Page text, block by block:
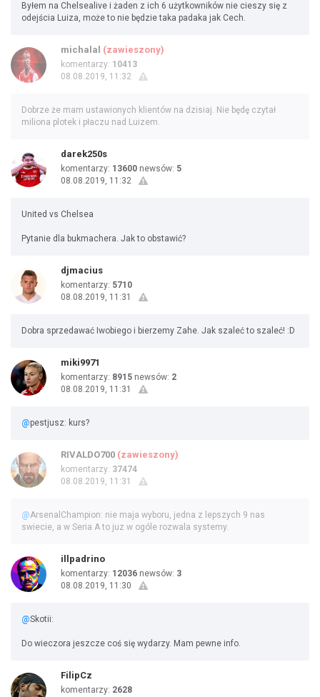
Byłem na Chelsealive i żaden z ich 6 użytkowników nie cieszy się z
odejścia Luiza, może to nie będzie taka padaka jak Cech.
michalal (zawieszony)
komentarzy: 10413
08.08.2019, 11:32
Dobrze że mam ustawionych klientów na dzisiaj. Nie będę czytał
miliona plotek i płaczu nad Luizem.
darek250s
komentarzy: 13600 newsów: 5
08.08.2019, 11:32
United vs Chelsea
Pytanie dla bukmachera. Jak to obstawić?
djmacius
komentarzy: 5710
08.08.2019, 11:31
Dobra sprzedawać Iwobiego i bierzemy Zahe. Jak szaleć to szaleć! :D
miki9971
komentarzy: 8915 newsów: 2
08.08.2019, 11:31
@pestjusz: kurs?
RIVALDO700 (zawieszony)
komentarzy: 37474
08.08.2019, 11:31
@ArsenalChampion: nie maja wyboru, jedna z lepszych 9 nas
swiecie, a w Seria A to juz w ogóle rozwala systemy.
illpadrino
komentarzy: 12036 newsów: 3
08.08.2019, 11:30
@Skotii:
Do wieczora jeszcze coś się wydarzy. Mam pewne info.
FilipCz
komentarzy: 2628